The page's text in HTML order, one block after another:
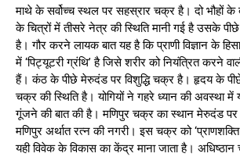
माथे के सर्वोच्च स्थल पर सहस्रार चक्र है। दो भौहों के
के चित्रों में तीसरे नेत्र की स्थिति मानी गई है उसके
है। गौर करने लायक बात यह है कि प्राणी विज्ञान के
में ‘पिट्यूटरी ग्रंथि’ है जिसे शरीर को नियंत्रित करने
हैं। कंठ के पीछे मेरुदंड पर विशुद्धि चक्र है। हृदय के
चक्र की स्थिति है। योगियों ने गहरे ध्यान की अवस्था में
गूंजने की बात की है। मणिपुर चक्र का स्थान मेरुदंड
मणिपुर अर्थात रत्न की नगरी। इस चक्र को
यही विवेक के विकास का केंद्र माना जाता है। अधिष्ठान